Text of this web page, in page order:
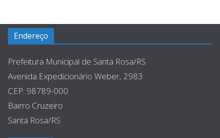
Endereço
Prefeitura Municipal de Santa Rosa/RS
Avenida Expedicionário Weber, 2983
CEP: 98789-000
Bairro Cruzeiro
Santa Rosa/RS